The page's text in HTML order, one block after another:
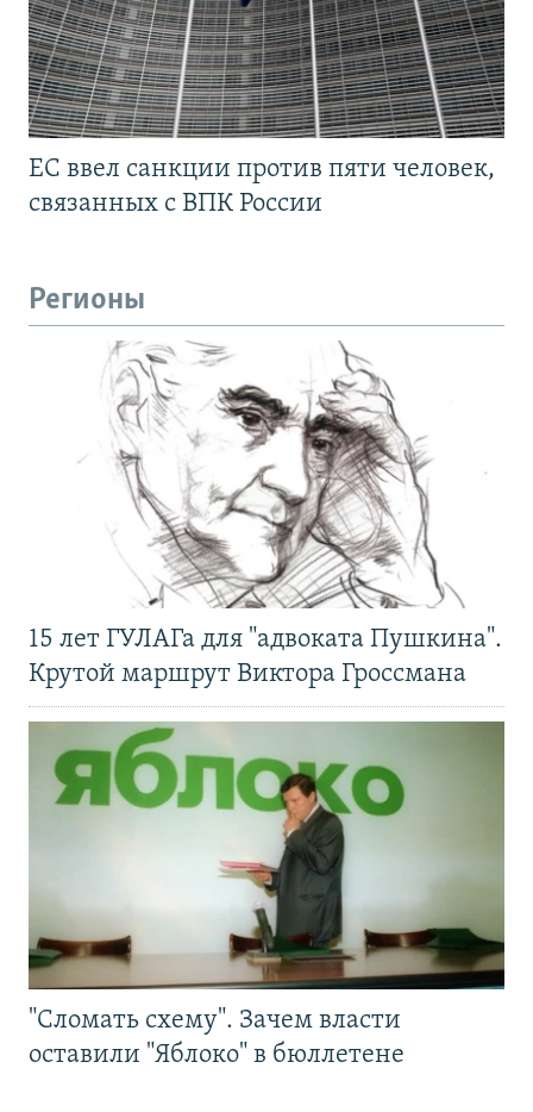
ЕС ввел санкции против пяти человек,
связанных с ВПК России
Регионы
15 лет ГУЛАГа для "адвоката Пушкина".
Крутой маршрут Виктора Гроссмана
"Сломать схему". Зачем власти
оставили "Яблоко" в бюллетене